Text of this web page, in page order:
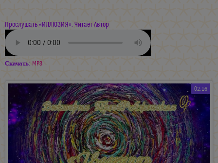
Прослушать «ИЛЛЮЗИЯ». Читает Автор
Скачать: MP3
02:16